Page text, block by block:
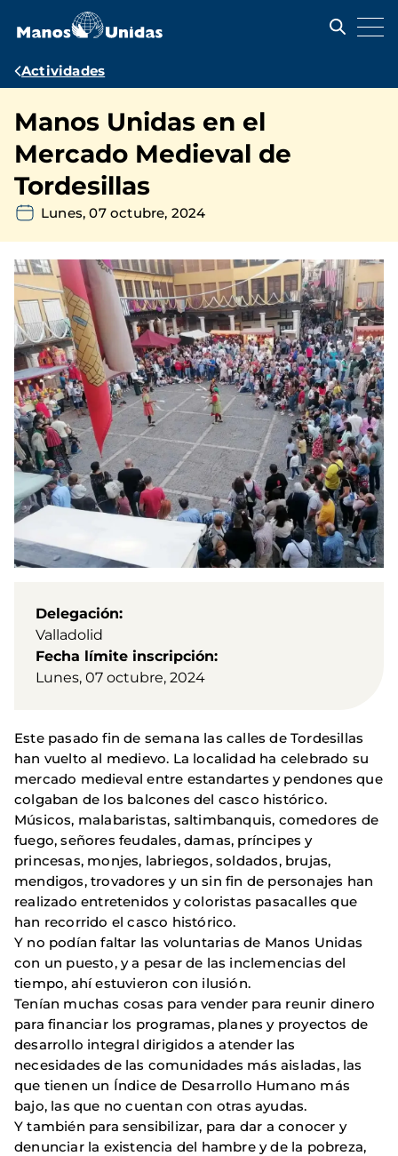
contenido
Ruta
navegación
Actividades
Manos Unidas en el
Mercado Medieval de
Tordesillas
Lunes, 07 octubre, 2024
Delegación
Valladolid
Fecha límite inscripción
Lunes, 07 octubre, 2024
Este pasado fin de semana las calles de Tordesillas
han vuelto al medievo. La localidad ha celebrado su
mercado medieval entre estandartes y pendones que
colgaban de los balcones del casco histórico.
Músicos, malabaristas, saltimbanquis, comedores de
fuego, señores feudales, damas, príncipes y
princesas, monjes, labriegos, soldados, brujas,
mendigos, trovadores y un sin fin de personajes han
realizado entretenidos y coloristas pasacalles que
han recorrido el casco histórico.
Y no podían faltar las voluntarias de Manos Unidas
con un puesto, y a pesar de las inclemencias del
tiempo, ahí estuvieron con ilusión.
Tenían muchas cosas para vender para reunir dinero
para financiar los programas, planes y proyectos de
desarrollo integral dirigidos a atender las
necesidades de las comunidades más aisladas, las
que tienen un Índice de Desarrollo Humano más
bajo, las que no cuentan con otras ayudas.
Y también para sensibilizar, para dar a conocer y
denunciar la existencia del hambre y de la pobreza,